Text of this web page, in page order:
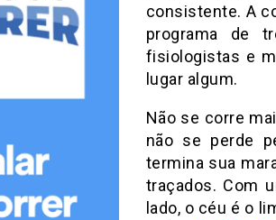
consistente. A
programa de
fisiologistas e
lugar algum.
Não se corre
não se perde
termina sua
traçados. Com
lado, o céu é o